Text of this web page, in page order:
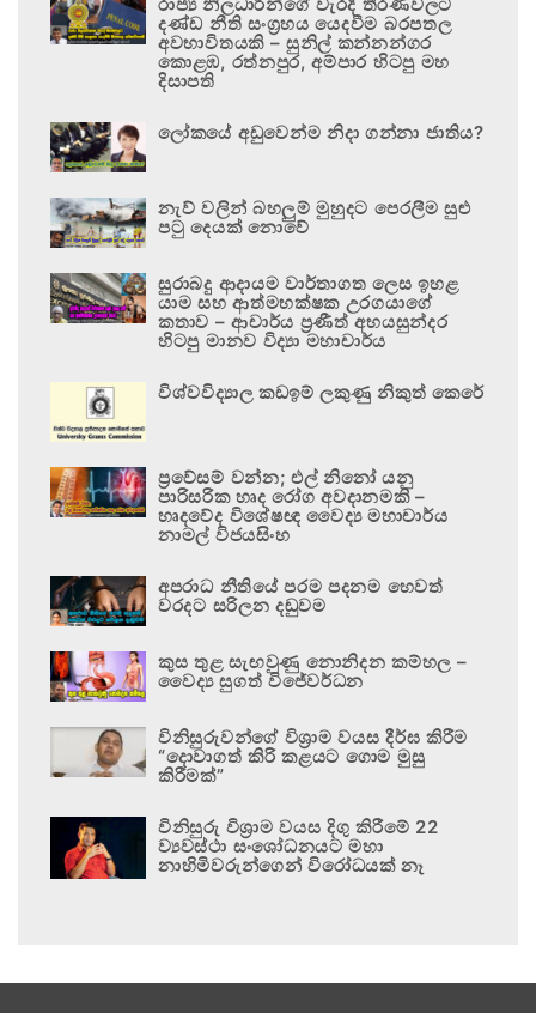
දණ්ඩ නීති සංග්‍රහය යෙදවීම බරපතල
අවභාවිතයකි – සුනිල් කන්නන්ගර
කොළඹ, රත්නපුර, අම්පාර හිටපු මහ
දිසාපති
ලෝකයේ අඩුවෙන්ම නිදා ගන්නා ජාතිය?
නැව් වලින් බහලුම් මුහුදට පෙරලීම සුළු
පටු දෙයක් නොවේ
සුරාබදු ආදායම වාර්තාගත ලෙස ඉහළ
යාම සහ ආත්මභක්ෂක උරගයාගේ
කතාව – ආචාර්ය ප්‍රණීත් අභයසුන්දර
හිටපු මානව විද්‍යා මහාචාර්ය
විශ්වවිද්‍යාල කඩඉම් ලකුණු නිකුත් කෙරේ
ප්‍රවේසම් වන්න; එල් නිනෝ යනු
පාරිසරික හෘද රෝග අවදානමකි –
හෘදවේද විශේෂඥ වෛද්‍ය මහාචාර්ය
නාමල් විජයසිංහ
අපරාධ නීතියේ පරම පදනම හෙවත්
වරදට සරිලන දඬුවම
කුස තුළ සැඟවුණු නොනිදන කම්හල –
වෛද්‍ය සුගත් විජේවර්ධන
විනිසුරුවන්ගේ විශ්‍රාම වයස දීර්ඝ කිරීම
“දොවාගත් කිරි කළයට ගොම මුසු
කිරීමක්”
විනිසුරු විශ්‍රාම වයස දිගු කිරීමේ 22
ව්‍යවස්ථා සංශෝධනයට මහා
නාහිමිවරුන්ගෙන් විරෝධයක් නෑ